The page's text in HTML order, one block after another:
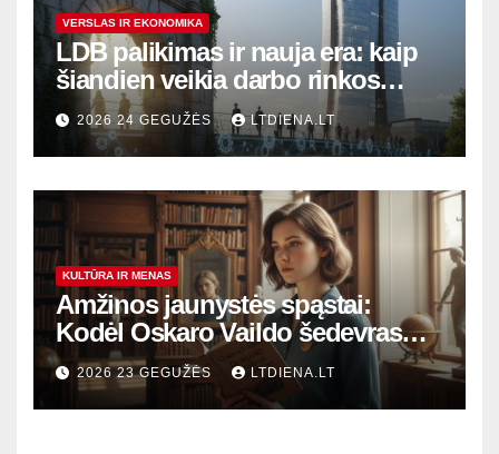
VERSLAS IR EKONOMIKA
LDB palikimas ir nauja era: kaip
šiandien veikia darbo rinkos
variklis Lietuvoje?
2026 24 GEGUŽĖS LTDIENA.LT
KULTŪRA IR MENAS
Amžinos jaunystės spąstai:
Kodėl Oskaro Vaildo šedevras
šiandien aktualesnis nei bet
kada?
2026 23 GEGUŽĖS LTDIENA.LT